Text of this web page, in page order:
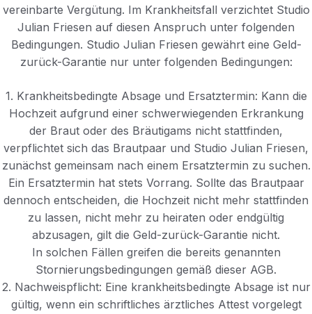
vereinbarte Vergütung. Im Krankheitsfall verzichtet Studio
Julian Friesen auf diesen Anspruch unter folgenden
Bedingungen. Studio Julian Friesen gewährt eine Geld-
zurück-Garantie nur unter folgenden Bedingungen:
1. Krankheitsbedingte Absage und Ersatztermin: Kann die
Hochzeit aufgrund einer schwerwiegenden Erkrankung
der Braut oder des Bräutigams nicht stattfinden,
verpflichtet sich das Brautpaar und Studio Julian Friesen,
zunächst gemeinsam nach einem Ersatztermin zu suchen.
Ein Ersatztermin hat stets Vorrang. Sollte das Brautpaar
dennoch entscheiden, die Hochzeit nicht mehr stattfinden
zu lassen, nicht mehr zu heiraten oder endgültig
abzusagen, gilt die Geld-zurück-Garantie nicht.
In solchen Fällen greifen die bereits genannten
Stornierungsbedingungen gemäß dieser AGB.
2. Nachweispflicht: Eine krankheitsbedingte Absage ist nur
gültig, wenn ein schriftliches ärztliches Attest vorgelegt